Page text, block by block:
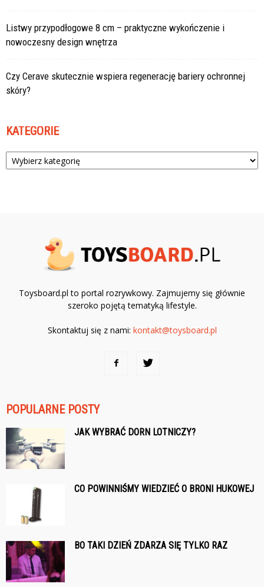
Listwy przypodłogowe 8 cm – praktyczne wykończenie i
nowoczesny design wnętrza
Czy Cerave skutecznie wspiera regenerację bariery ochronnej
skóry?
KATEGORIE
Kategorie
Toysboard.pl to portal rozrywkowy. Zajmujemy się głównie
szeroko pojętą tematyką lifestyle.
Skontaktuj się z nami: kontakt@toysboard.pl
POPULARNE POSTY
JAK WYBRAĆ DORN LOTNICZY?
CO POWINNIŚMY WIEDZIEĆ O BRONI HUKOWEJ
BO TAKI DZIEŃ ZDARZA SIĘ TYLKO RAZ